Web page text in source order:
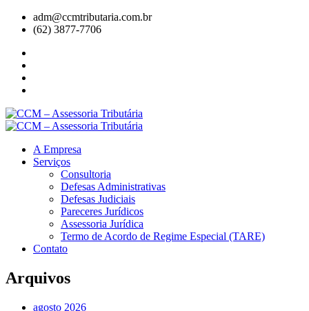
adm@ccmtributaria.com.br
(62) 3877-7706
A Empresa
Serviços
Consultoria
Defesas Administrativas
Defesas Judiciais
Pareceres Jurídicos
Assessoria Jurídica
Termo de Acordo de Regime Especial (TARE)
Contato
Arquivos
agosto 2026